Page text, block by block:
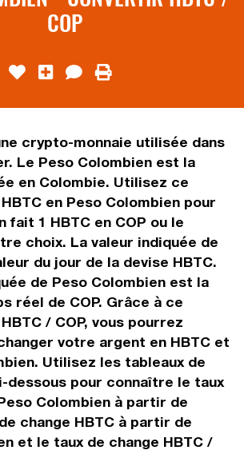
COP
crypto-monnaie utilisée dans
Le Peso Colombien est la
en Colombie. Utilisez ce
en Peso Colombien pour
fait 1 HBTC en COP ou le
choix. La valeur indiquée de
du jour de la devise HBTC.
de Peso Colombien est la
réel de COP. Grâce à ce
/ COP, vous pourrez
votre argent en HBTC et
Utilisez les tableaux de
dessous pour connaître le taux
Colombien à partir de
change HBTC à partir de
et le taux de change HBTC /